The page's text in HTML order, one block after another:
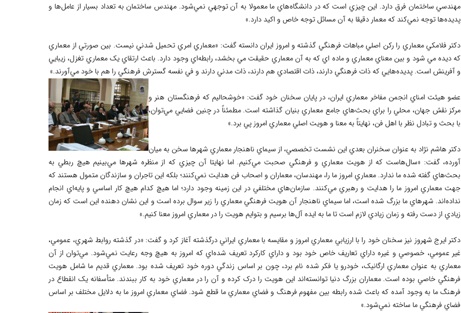
مهندسي ساختمان فرق دارد. اين چيزي است که در دانشگاه‌هاي ما معمولا به آن توجهي نمي‌شود. مهندس ساختمان به تعداد بسيار از عامل‌ها و
پديده‌ها توجه نمي‌کند که معمار دقيقا به آن مسائل توجه خاص و اکيد دارد.»
دكتر فلامکي معماري را رکن اصلي مباهات فرهنگي گذشته و امروز ايران دانسته گفت: «معماري امري تحميل شدني نيست. بين صورتي از معماري
كه ديده مي شود و بين معناي معماري و ماده اي که به آن معماري حقيقت مي بخشد، رابطه‌اي وجود دارد. باعث ارتقاي يک معماري تغزل، زيبايي
و آفرينش است. پديده‌هايي که ذات فرهنگي دارند، ذات اقتصادي هم دارند، ذات مدني دارند و في نفسه گسترش فرهنگي را هم با خود مي‌آورند.»
عضو هيئت امناي انجمن مفاخر معماري ايران، در پايان سخنان خود گفت: «خوشحاليم که فرهنگستان هنر و
مرکز نقش جهان، محلي را براي بحث‌هاي جامع معماري بنيان گذاشته است. مطمئناً در چنين فضايي مي‌توان،
با بحث و تبادل نظر با اهل فن، نهايتاً به معنا و هويت اصلي معماري امروز پي برد.»
دکتر هاشم نژاد به عنوان سخنران بعدي اين نشست تخصصي، از سيماي ناهنجار معماري شهرها سخن به ميان
آورده، گفت: «سال‌هاست که از هويت معماري و فرهنگي صحبت مي‌کنيم. اما نهايتا آن چيزي که از منظره شهرها مي‌بينيم هيچ ربطي به
بحث‌هاي گفته شده ما ندارد. معماري امروز ما را، مهندسان، معماران و اصحاب فن هدايت نمي‌کنند؛ بلکه اين تاجران و سازندگان متمول هستند که
جهت معماري امروز ما را هدايت و رهبري مي‌کنند. سازمان‌هاي مختلفي در اين زمينه وجود دارد؛ اما هيچ کدام هيچ کار اساسي و پايه‌اي انجام
نداده‌اند. شهرهاي ما بزرگ شده است، اما سيماي ناهنجار آن هويت فرهنگي معماري را زير سوال برده است و اين نشان دهنده اين است که زمان
زيادي از دست رفته و زمان زيادي لازم است تا ما به ايده آل‌ها برسيم و بتوايم هويت را در معماري امروز معنا کنيم.»
دکتر ايرج شهروز نيز سخنان خود را با ارزيابي معماري امروز و مقايسه با معماري ايراني درگذشته آغاز کرد و گفت: «در گذشته روابط شهري، عمومي،
غير عمومي، خصوصي و غيره داراي تعاريف خاص خود بود و داراي کارکرد تعريف شده‌اي که امروز به هيچ وجه رعايت نمي‌شود. مي‌توان از آن
معماري به عنوان معماري ارگانيک، خودرو يا فکر شده نام برد، چون بر اساس زندگي دوره خود تعريف شده بود. معماري قديم ما شامل هويت
فرهنگي خاصي بوده است. معماران بزرگ دنيا توانسته‌اند اين هويت را درک کرده و آن را در معماري خود به کار ببندند. متأسفانه يک انقطاع در
فرهنگ ما به وجود آمده که باعث شده رابطه بين مفهوم فرهنگ و فضاي معماري ما قطع شود. فضاي معماري امروز ما به دلايل مختلف بر اساس
فضاي فرهنگي ما ساخته نمي‌شود.»